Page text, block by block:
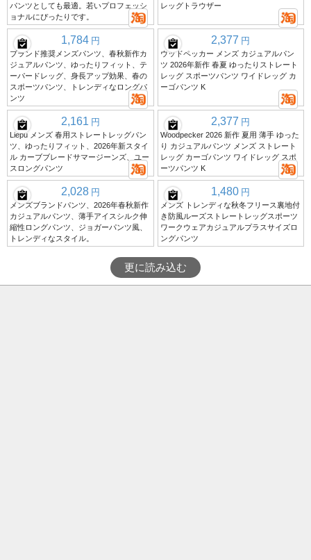
パンツとしても最適。若いプロフェッシ
ョナルにぴったりです。
レッグトラウザー
1,784 円
ブランド推奨メンズパンツ、春秋新作カ
ジュアルパンツ、ゆったりフィット、テ
ーパードレッグ、身長アップ効果、春の
スポーツパンツ、トレンディなロングパ
ンツ
2,377 円
ウッドペッカー メンズ カジュアルパン
ツ 2026年新作 春夏 ゆったりストレート
レッグ スポーツパンツ ワイドレッグ カ
ーゴパンツ K
2,161 円
Liepu メンズ 春用ストレートレッグパン
ツ、ゆったりフィット、2026年新スタイ
ル カーブブレードサマージーンズ、ユー
スロングパンツ
2,377 円
Woodpecker 2026 新作 夏用 薄手 ゆった
り カジュアルパンツ メンズ ストレート
レッグ カーゴパンツ ワイドレッグ スポ
ーツパンツ K
2,028 円
メンズブランドパンツ、2026年春秋新作
カジュアルパンツ、薄手アイスシルク伸
縮性ロングパンツ、ジョガーパンツ風、
トレンディなスタイル。
1,480 円
メンズ トレンディな秋冬フリース裏地付
き防風ルーズストレートレッグスポーツ
ワークウェアカジュアルプラスサイズロ
ングパンツ
更に読み込む